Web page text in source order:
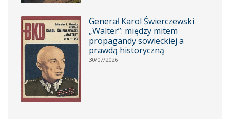
Generał Karol Świerczewski
„Walter”: między mitem
propagandy sowieckiej a
prawdą historyczną
30/07/2026